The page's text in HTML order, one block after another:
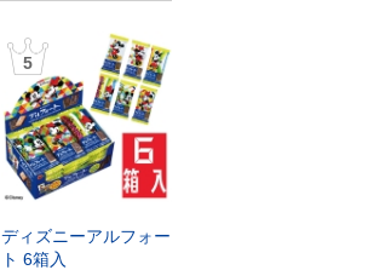
5
ディズニーアルフォー
ト 6箱入